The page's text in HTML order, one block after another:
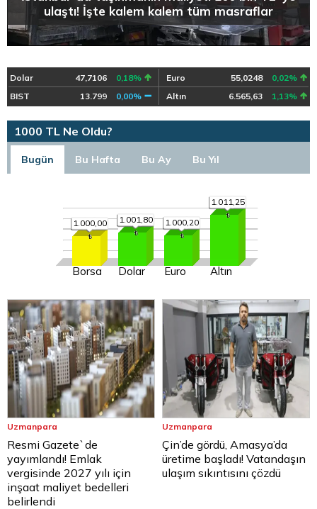
ulaştı! İşte kalem kalem tüm masraflar
Dolar 47,7106 0,18% Euro 55,0248
0,02%
BIST
13.799 0,00% Altın 6.565,63 1,13%
1000 TL Ne Oldu?
Bugün Bu Hafta Bu Ay Bu Yıl
1.000,00
Borsa
1.001,80
Dolar
1.000,20
Euro
1.011,25
Altın
Uzmanpara
Resmi Gazete`de
yayımlandı! Emlak
vergisinde 2027 yılı için
inşaat maliyet bedelleri
belirlendi
Uzmanpara
Çin’de gördü, Amasya’da
üretime başladı! Vatandaşın
ulaşım sıkıntısını çözdü